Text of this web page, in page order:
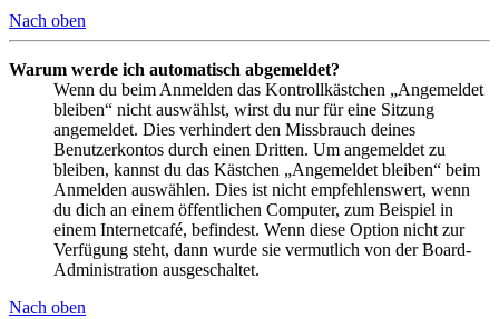
Nach oben
Warum werde ich automatisch abgemeldet?
Wenn du beim Anmelden das Kontrollkästchen „Angemeldet
bleiben“ nicht auswählst, wirst du nur für eine Sitzung
angemeldet. Dies verhindert den Missbrauch deines
Benutzerkontos durch einen Dritten. Um angemeldet zu
bleiben, kannst du das Kästchen „Angemeldet bleiben“ beim
Anmelden auswählen. Dies ist nicht empfehlenswert, wenn
du dich an einem öffentlichen Computer, zum Beispiel in
einem Internetcafé, befindest. Wenn diese Option nicht zur
Verfügung steht, dann wurde sie vermutlich von der Board-
Administration ausgeschaltet.
Nach oben